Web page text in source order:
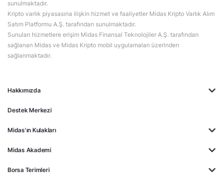
Hakkımızda
Destek Merkezi
Midas'ın Kulakları
Midas Akademi
Borsa Terimleri
sunulmaktadır.
Kripto varlık piyasasına ilişkin hizmet ve faaliyetler Midas Kripto Varlık Alım
Satım Platformu A.Ş. tarafından sunulmaktadır.
Sunulan hizmetlere erişim Midas Finansal Teknolojiler A.Ş. tarafından
sağlanan Midas ve Midas Kripto mobil uygulamaları üzerinden
sağlanmaktadır.